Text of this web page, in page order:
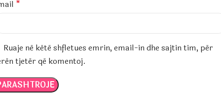
*
Ruaje në këtë shfletues emrin, email-in dhe sajtin tim, për
tjetër që komentoj.